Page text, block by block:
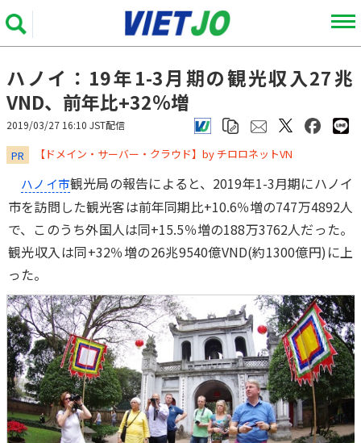
ハノイ：19年1-3月期の観光収入27兆
VND、前年比+32％増
2019/03/27 16:10 JST配信
PR ​​​​​​​【ドメイン・サーバー・クラウド】by チロロネットVN
ハノイ市観光局の報告によると、2019年1-3月期にハノイ
市を訪問した観光客は前年同期比+10.6％増の747万4892人
で、このうち外国人は同+15.5％増の188万3762人だった。
観光収入は同+32％増の26兆9540億VND(約1300億円)に上
った。